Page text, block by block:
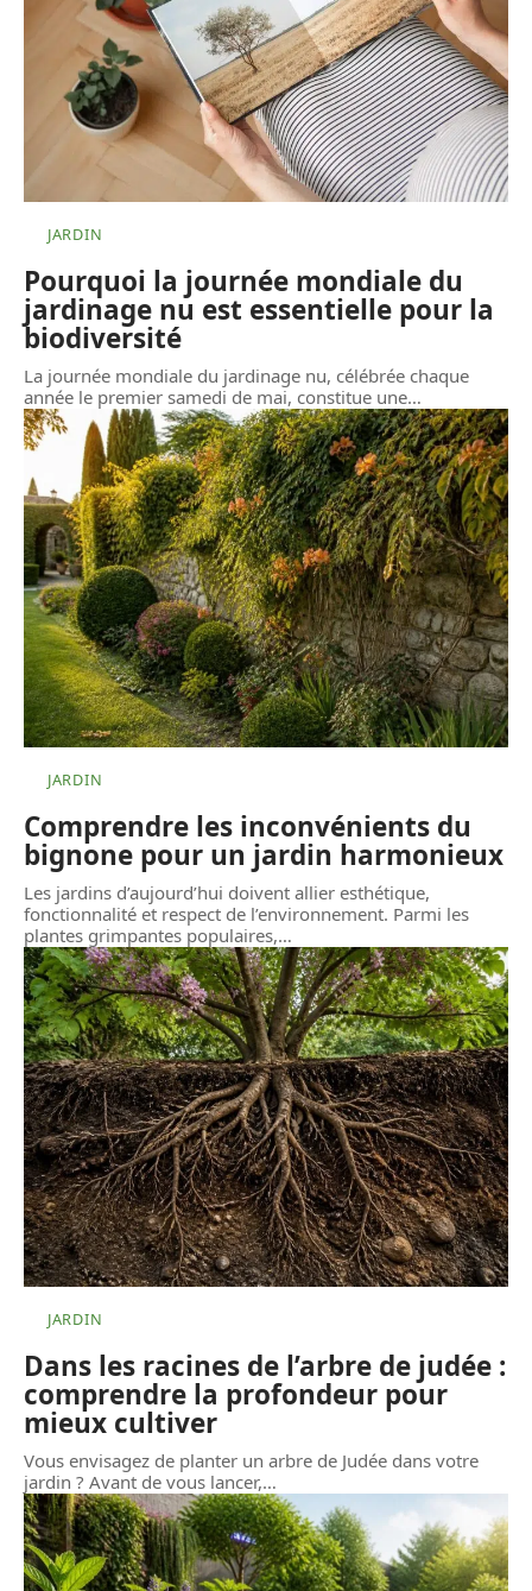
JARDIN
Pourquoi la journée mondiale du
jardinage nu est essentielle pour la
biodiversité
La journée mondiale du jardinage nu, célébrée chaque
année le premier samedi de mai, constitue une…
JARDIN
Comprendre les inconvénients du
bignone pour un jardin harmonieux
Les jardins d’aujourd’hui doivent allier esthétique,
fonctionnalité et respect de l’environnement. Parmi les
plantes grimpantes populaires,…
JARDIN
Dans les racines de l’arbre de judée :
comprendre la profondeur pour
mieux cultiver
Vous envisagez de planter un arbre de Judée dans votre
jardin ? Avant de vous lancer,…